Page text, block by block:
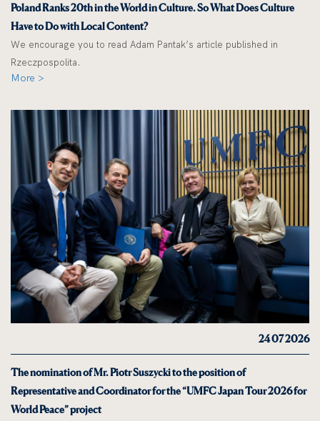
Poland Ranks 20th in the World in Culture. So What Does Culture
Have to Do with Local Content?
We encourage you to read Adam Pantak’s article published in
Rzeczpospolita.
More >
24 07 2026
The nomination of Mr. Piotr Suszycki to the position of
Representative and Coordinator for the “UMFC Japan Tour 2026 for
World Peace” project